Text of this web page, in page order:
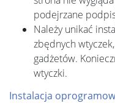
podejrzane
Należy unikać
zbędnych
gadżetów.
wtyczki.
Instalacja